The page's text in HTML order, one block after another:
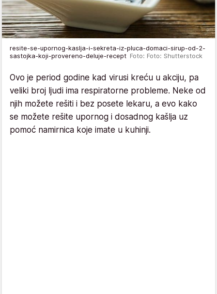
resite-se-upornog-kaslja-i-sekreta-iz-pluca-domaci-sirup-od-2-
sastojka-koji-provereno-deluje-recept Foto: Foto: Shutterstock
Ovo je period godine kad virusi kreću u akciju, pa
veliki broj ljudi ima respiratorne probleme. Neke od
njih možete rešiti i bez posete lekaru, a evo kako
se možete rešite upornog i dosadnog kašlja uz
pomoć namirnica koje imate u kuhinji.